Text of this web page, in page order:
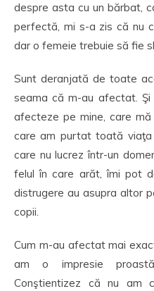
despre asta cu un bărbat,
perfectă, mi s-a zis că nu
dar o femeie trebuie să fie
Sunt deranjată de toate
seama că m-au afectat.
afecteze pe mine, care
care am purtat toată viaţa
care nu lucrez într-un
felul în care arăt, îmi pot
distrugere au asupra altor
copii.
Cum m-au afectat mai
am o impresie
Conştientizez că nu am